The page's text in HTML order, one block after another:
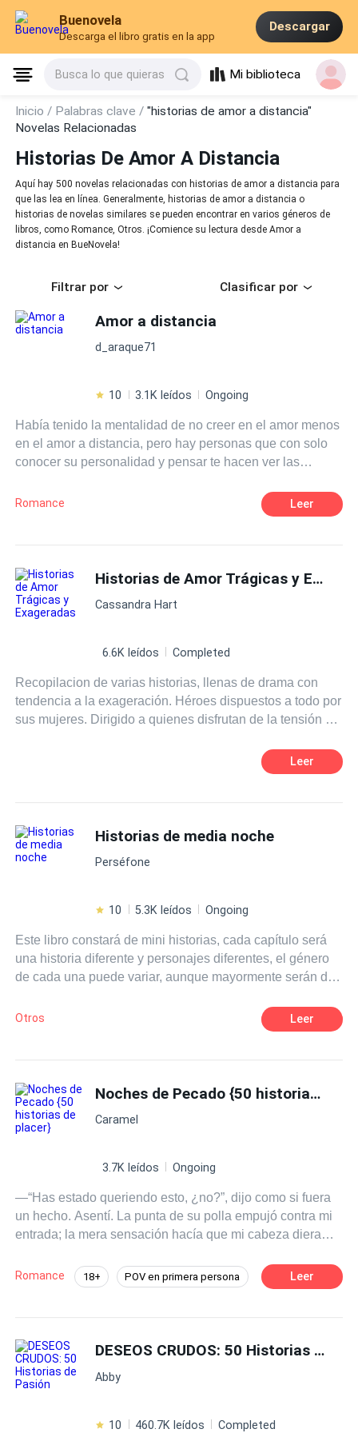
Buenovela
Descarga el libro gratis en la app
Descargar
Busca lo que quieras Mi biblioteca
Inicio / Palabras clave /"historias de amor a distancia"
Novelas Relacionadas
Historias De Amor A Distancia
Aquí hay 500 novelas relacionadas con historias de amor a distancia para
que las lea en línea. Generalmente, historias de amor a distancia o
historias de novelas similares se pueden encontrar en varios géneros de
libros, como Romance, Otros. ¡Comience su lectura desde Amor a
distancia en BueNovela!
Filtrar por Clasificar por
Amor a distancia
d_araque71
10 3.1K leídos Ongoing
Había tenido la mentalidad de no creer en el amor menos
en el amor a distancia, pero hay personas que con solo
conocer su personalidad y pensar te hacen ver las
simple y complicado al mismo tiempo... Un amor a poca
distancia relata la pequeña gran historia de amor más
pasado vuelve
Romance Leer
Historias de Amor Trágicas y Exageradas
Cassandra Hart
6.6K leídos Completed
Recopilacion de varias historias, llenas de drama con
tendencia a la exageración. Héroes dispuestos a todo por
sus mujeres. Dirigido a quienes disfrutan de la tensión y
Leer
Historias de media noche
Perséfone
10 5.3K leídos Ongoing
Este libro constará de mini historias, cada capítulo será
una historia diferente y personajes diferentes, el género
de cada una puede variar, aunque mayormente serán de
Otros Leer
Noches de Pecado {50 historias de placer}
Caramel
3.7K leídos Ongoing
—“Has estado queriendo esto, ¿no?”, dijo como si fuera
un hecho. Asentí. La punta de su polla empujó contra mi
entrada; la mera sensación hacía que mi cabeza diera
cabeza para mirarlo. —“¿Por qué carajos te detuviste?”
—prácticamente grité. —“Ruégalo como una buena
con tu deliciosa polla. Por favor, lléname” —gemí. --- Esta
es una colección de historias eróticas escritas para
hacerte estremecer de expectativa, gotear pensamientos
Romance 18+ POV en primera persona
Erótico Gay por ti
Leer
DESEOS CRUDOS: 50 Historias de Pasión
Abby
10 460.7K leídos Completed